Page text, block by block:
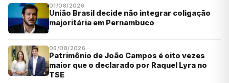
01/08/2026
União Brasil decide não integrar coligação
majoritária em Pernambuco
06/08/2026
Patrimônio de João Campos é oito vezes
maior que o declarado por Raquel Lyra no
TSE